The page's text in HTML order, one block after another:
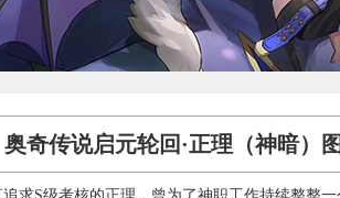
奥奇传说启元轮回·正理（神暗）